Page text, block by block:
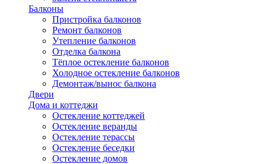
Балконы
Пристройка балконов
Ремонт балконов
Утепление балконов
Отделка балкона
Тёплое остекление балконов
Холодное остекление балконов
Демонтаж/вынос балкона
Двери
Дома и коттеджи
Остекление коттеджей
Остекление веранды
Остекление терассы
Остекление беседки
Остекление домов